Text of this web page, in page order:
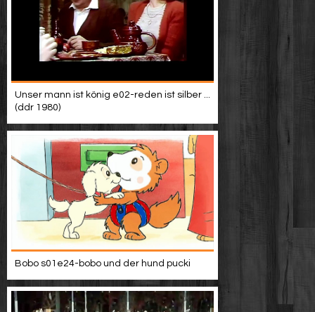
Unser mann ist könig e02-reden ist silber ...
(ddr 1980)
Bobo s01e24-bobo und der hund pucki